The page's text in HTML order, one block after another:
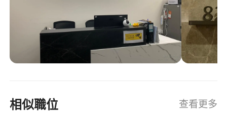
率與品牌價值轉化率。公司業務已廣泛服務於東南
亞、南亞、中東及非洲等新興市場，形成了本地化
適配+全球化布局的技術能力。 Our company is a
high-tech enterprise specializing in the smart
mobile ecosystem.‌ We are dedicated to
Home Screen*, Mobile Application Software
相似職位 查看更多